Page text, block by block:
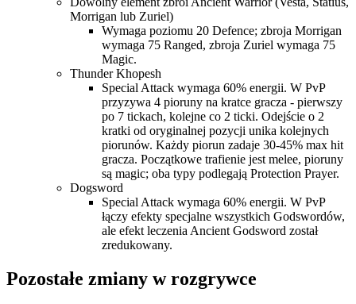
Morrigan lub Zuriel)
Wymaga poziomu 20 Defence; zbroja Morrigan
wymaga 75 Ranged, zbroja Zuriel wymaga 75
Magic.
Thunder Khopesh
Special Attack wymaga 60% energii. W PvP
przyzywa 4 pioruny na kratce gracza - pierwszy
po 7 tickach, kolejne co 2 ticki. Odejście o 2
kratki od oryginalnej pozycji unika kolejnych
piorunów. Każdy piorun zadaje 30-45% max hit
gracza. Początkowe trafienie jest melee, pioruny
są magic; oba typy podlegają Protection Prayer.
Dogsword
Special Attack wymaga 60% energii. W PvP
łączy efekty specjalne wszystkich Godswordów,
ale efekt leczenia Ancient Godsword został
zredukowany.
Pozostałe zmiany w rozgrywce